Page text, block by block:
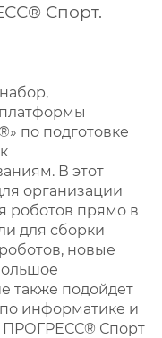
Спорт.
по подготовке
В этот
организации
роботов прямо в
для сборки
новые
также подойдет
информатике и
ПРОГРЕСС® Спорт